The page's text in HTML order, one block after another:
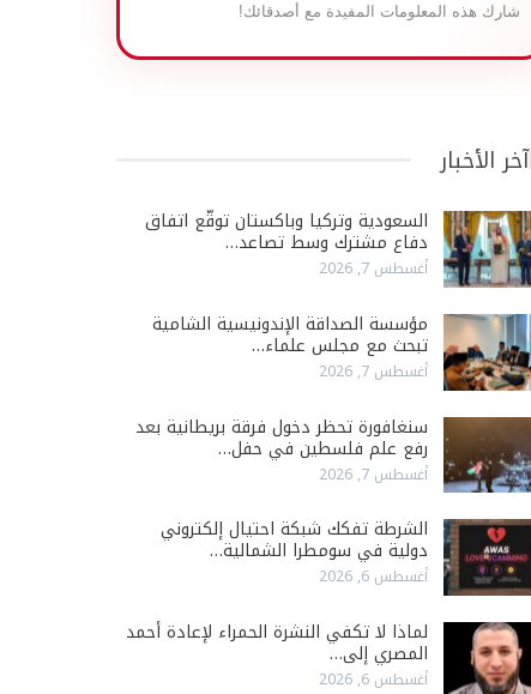
شارك هذه المعلومات المفيدة مع أصدقائك!
آخر الأخبار
السعودية وتركيا وباكستان توقّع اتفاق
دفاع مشترك وسط تصاعد…
أغسطس 7, 2026
مؤسسة الصداقة الإندونيسية الشامية
تبحث مع مجلس علماء…
أغسطس 7, 2026
سنغافورة تحظر دخول فرقة بريطانية بعد
رفع علم فلسطين في حفل…
أغسطس 7, 2026
الشرطة تفكك شبكة احتيال إلكتروني
دولية في سومطرا الشمالية…
أغسطس 6, 2026
لماذا لا تكفي النشرة الحمراء لإعادة أحمد
المصري إلى…
أغسطس 6, 2026